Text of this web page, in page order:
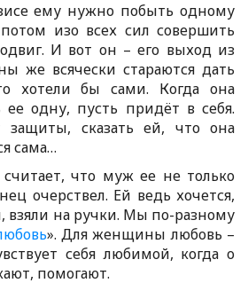
ему нужно побыть одному
изо всех сил совершить
И вот он – его выход из
же всячески стараются дать
хотели бы сами. Когда она
ее одну, пусть придёт в себя.
защиты, сказать ей, что она
сама…
считает, что муж ее не только
очерствел. Ей ведь хочется,
взяли на ручки. Мы по-разному
». Для женщины любовь –
себя любимой, когда о
помогают.